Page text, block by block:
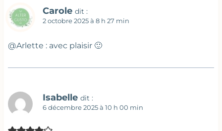
Carole dit :
2 octobre 2025 à 8 h 27 min
@Arlette : avec plaisir 🙂
Isabelle dit :
6 décembre 2025 à 10 h 00 min